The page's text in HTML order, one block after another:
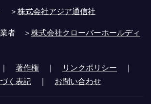
＞株式会社アジア通信社
業者 ＞株式会社クローバーホールディ
著作権 ｜ リンクポリシー ｜
く表記 ｜ お問い合わせ